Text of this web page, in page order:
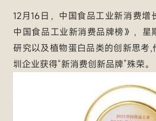
12月16日，中国食品工业新消费增
中国食品工业新消费品牌榜》，星
研究以及植物蛋白品类的创新思考
圳企业获得“新消费创新品牌”殊荣。